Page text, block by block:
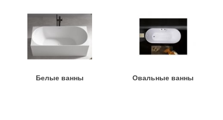
Белые ванны Овальные ванны